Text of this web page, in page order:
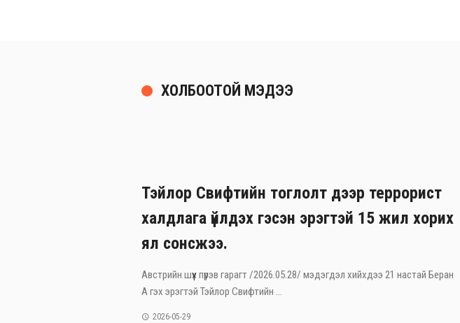
ХОЛБООТОЙ МЭДЭЭ
Тэйлор Свифтийн тоглолт дээр террорист
халдлага үйлдэх гэсэн эрэгтэй 15 жил хорих
ял сонсжээ.
Австрийн шүүх пүрэв гарагт /2026.05.28/ мэдэгдэл хийхдээ 21 настай Беран
А гэх эрэгтэй Тэйлор Свифтийн ...
2026-05-29